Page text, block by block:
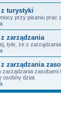
turystyki
przy pisaniu prac
zarządzania
tyle, że z zarządzania
zarządzania
zasobami
dział.